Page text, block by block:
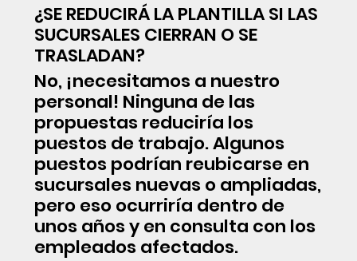
¿SE REDUCIRÁ LA PLANTILLA SI LAS
SUCURSALES CIERRAN O SE
TRASLADAN?
No, ¡necesitamos a nuestro
personal! Ninguna de las
propuestas reduciría los
puestos de trabajo. Algunos
puestos podrían reubicarse en
sucursales nuevas o ampliadas,
pero eso ocurriría dentro de
unos años y en consulta con los
empleados afectados.